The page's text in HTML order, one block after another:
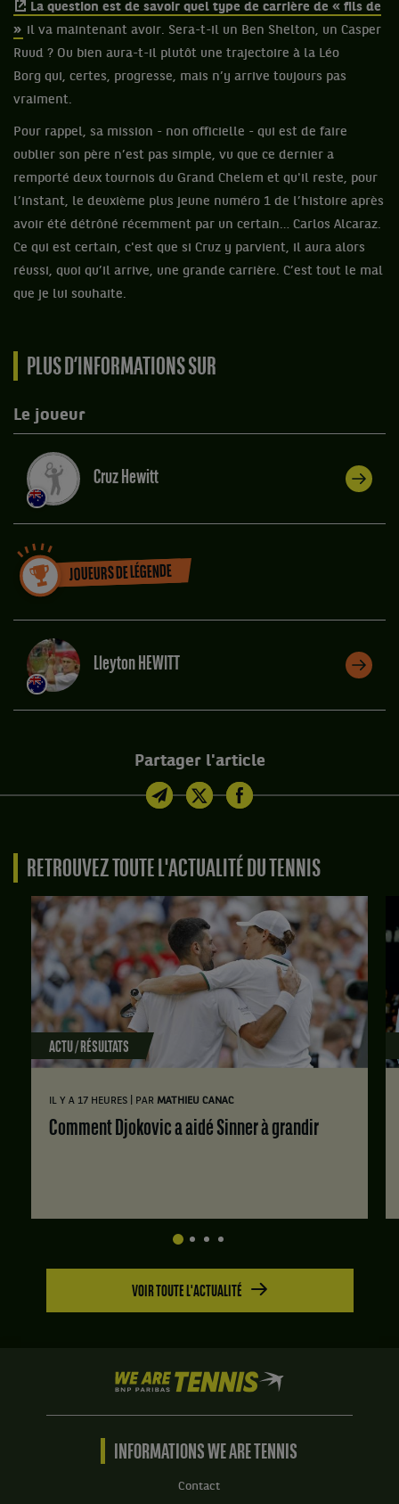
La question est de savoir quel type de carrière de « fils de
» il va maintenant avoir. Sera-t-il un Ben Shelton, un Casper
Ruud ? Ou bien aura-t-il plutôt une trajectoire à la Léo
Borg qui, certes, progresse, mais n’y arrive toujours pas
vraiment.
Pour rappel, sa mission - non officielle - qui est de faire
oublier son père n’est pas simple, vu que ce dernier a
remporté deux tournois du Grand Chelem et qu'il reste, pour
l’instant, le deuxième plus jeune numéro 1 de l’histoire après
avoir été détrôné récemment par un certain… Carlos Alcaraz.
Ce qui est certain, c'est que si Cruz y parvient, il aura alors
réussi, quoi qu’il arrive, une grande carrière. C’est tout le mal
que je lui souhaite.
PLUS D’INFORMATIONS SUR
Le joueur
Cruz Hewitt
JOUEURS DE LÉGENDE
Lleyton HEWITT
Partager l'article
RETROUVEZ TOUTE L'ACTUALITÉ DU TENNIS
ACTU / RÉSULTATS
IL Y A 17 HEURES PAR MATHIEU CANAC
Comment Djokovic a aidé Sinner à grandir
VOIR TOUTE L'ACTUALITÉ
We
are
Tennis
BNP
Accueil
INFORMATIONS WE ARE TENNIS
Contact